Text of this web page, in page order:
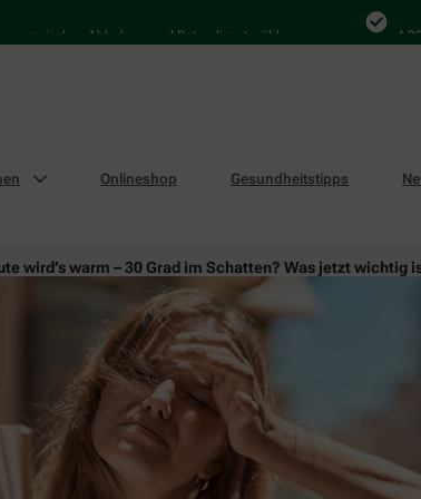
Abholung und Botendienst wählen 4.000 Mal
Onlineshop Gesundheitstipps
wird’s warm – 30 Grad im Schatten? Was jetzt wichtig